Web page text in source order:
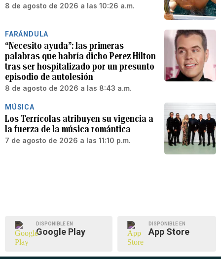
8 de agosto de 2026 a las 10:26 a.m.
FARÁNDULA
“Necesito ayuda”: las primeras
palabras que habría dicho Perez Hilton
tras ser hospitalizado por un presunto
episodio de autolesión
8 de agosto de 2026 a las 8:43 a.m.
MÚSICA
Los Terrícolas atribuyen su vigencia a
la fuerza de la música romántica
7 de agosto de 2026 a las 11:10 p.m.
DISPONIBLE EN
Google Play
DISPONIBLE EN
App Store